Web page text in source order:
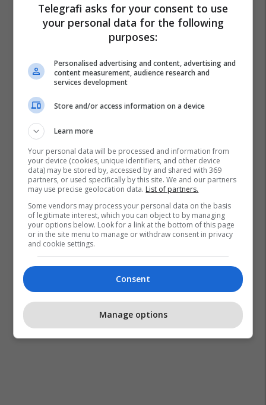
Telegrafi asks for your consent to use
your personal data for the following
purposes:
Personalised advertising and content, advertising and
content measurement, audience research and
services development
Store and/or access information on a device
Learn more
Your personal data will be processed and information from
your device (cookies, unique identifiers, and other device
data) may be stored by, accessed by and shared with 369
partners, or used specifically by this site. We and our partners
may use precise geolocation data. List of partners.
Some vendors may process your personal data on the basis
of legitimate interest, which you can object to by managing
your options below. Look for a link at the bottom of this page
or in the site menu to manage or withdraw consent in privacy
and cookie settings.
Consent
Manage options